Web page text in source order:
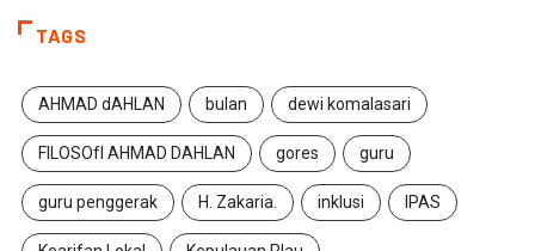
TAGS
AHMAD dAHLAN bulan dewi komalasari
FILOSOfI AHMAD DAHLAN gores guru
guru penggerak H. Zakaria. inklusi IPAS